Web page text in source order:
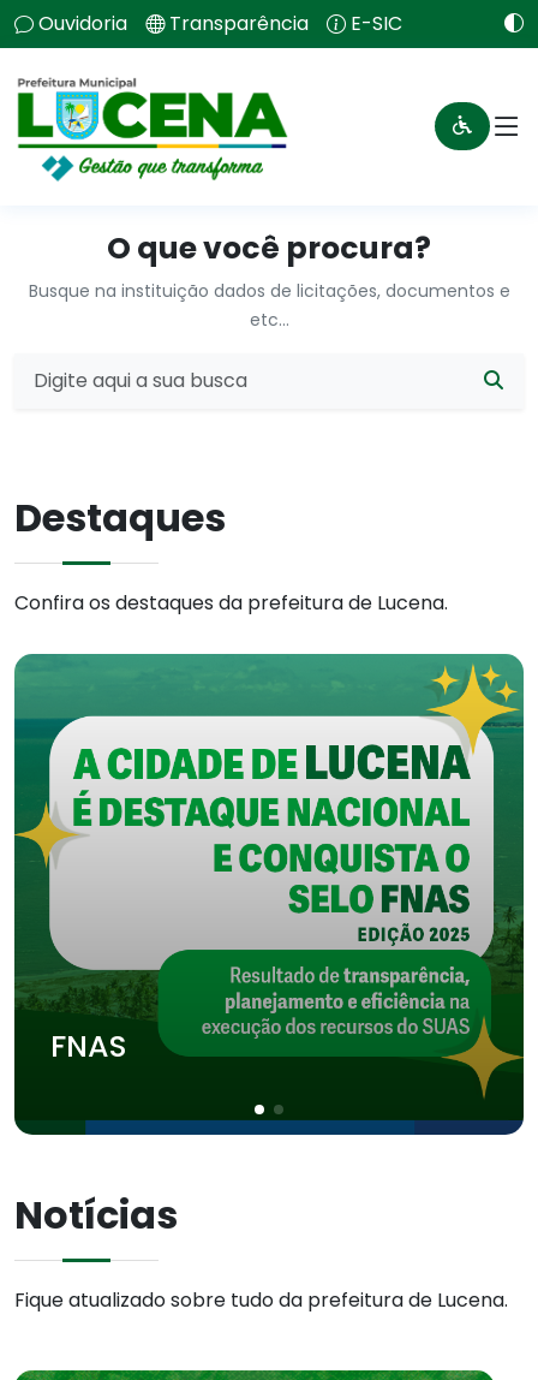
Ouvidoria Transparência E-SIC
O que você procura?
Busque na instituição dados de licitações, documentos e
etc...
Destaques
Confira os destaques da prefeitura de Lucena.
FNAS
Notícias
Fique atualizado sobre tudo da prefeitura de Lucena.